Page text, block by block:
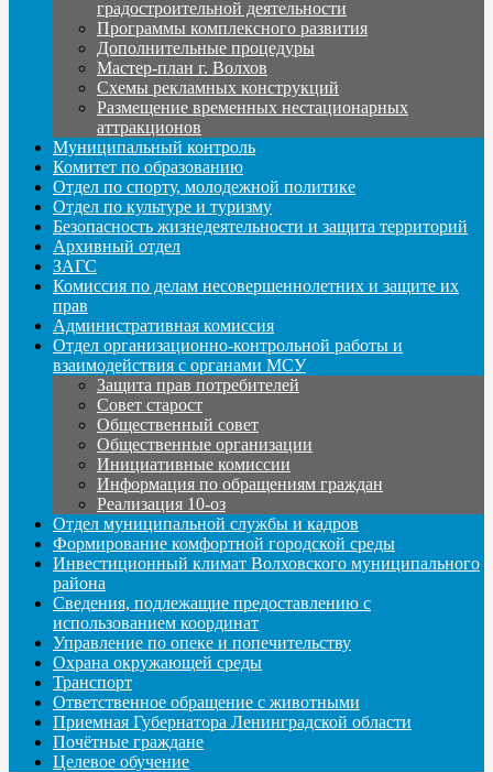
градостроительной деятельности
Программы комплексного развития
Дополнительные процедуры
Мастер-план г. Волхов
Схемы рекламных конструкций
Размещение временных нестационарных
аттракционов
Муниципальный контроль
Комитет по образованию
Отдел по спорту, молодежной политике
Отдел по культуре и туризму
Безопасность жизнедеятельности и защита территорий
Архивный отдел
ЗАГС
Комиссия по делам несовершеннолетних и защите их
прав
Административная комиссия
Отдел организационно-контрольной работы и
взаимодействия с органами МСУ
Защита прав потребителей
Совет старост
Общественный совет
Общественные организации
Инициативные комиссии
Информация по обращениям граждан
Реализация 10-оз
Отдел муниципальной службы и кадров
Формирование комфортной городской среды
Инвестиционный климат Волховского муниципального
района
Сведения, подлежащие предоставлению с
использованием координат
Управление по опеке и попечительству
Охрана окружающей среды
Транспорт
Ответственное обращение с животными
Приемная Губернатора Ленинградской области
Почётные граждане
Целевое обучение